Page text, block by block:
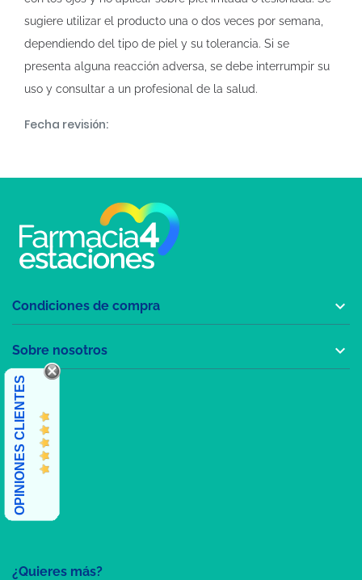
sugiere utilizar el producto una o dos veces por semana,
dependiendo del tipo de piel y su tolerancia. Si se
presenta alguna reacción adversa, se debe interrumpir su
uso y consultar a un profesional de la salud.
Fecha revisión:
¿Quieres más?
Condiciones de compra 
Sobre nosotros 
OPINIONES CLIENTES